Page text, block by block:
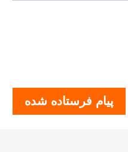
پیام فرستاده شده